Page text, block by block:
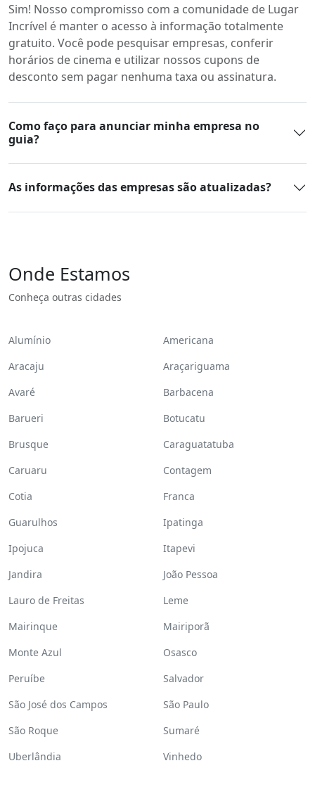
Sim! Nosso compromisso com a comunidade de Lugar
Incrível é manter o acesso à informação totalmente
gratuito. Você pode pesquisar empresas, conferir
horários de cinema e utilizar nossos cupons de
desconto sem pagar nenhuma taxa ou assinatura.
Como faço para anunciar minha empresa no
guia?
As informações das empresas são atualizadas?
Onde Estamos
Conheça outras cidades
Alumínio
Americana
Aracaju
Araçariguama
Avaré
Barbacena
Barueri
Botucatu
Brusque
Caraguatatuba
Caruaru
Contagem
Cotia
Franca
Guarulhos
Ipatinga
Ipojuca
Itapevi
Jandira
João Pessoa
Lauro de Freitas
Leme
Mairinque
Mairiporã
Monte Azul
Osasco
Peruíbe
Salvador
São José dos Campos
São Paulo
São Roque
Sumaré
Uberlândia
Vinhedo